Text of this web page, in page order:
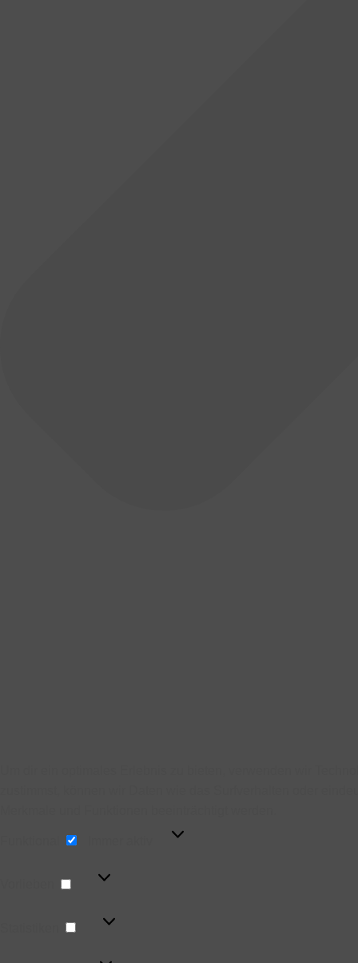
Vorlieben
Statistiken
Marketing